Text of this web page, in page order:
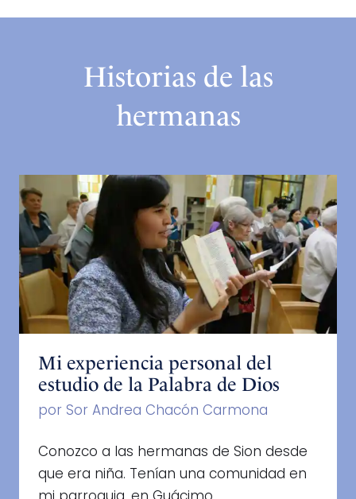
Historias de las
hermanas
Mi experiencia personal del
estudio de la Palabra de Dios
por Sor Andrea Chacón Carmona
Conozco a las hermanas de Sion desde
que era niña. Tenían una comunidad en